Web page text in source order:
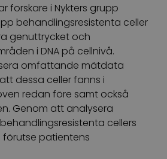
forskare i Nykters grupp
behandlingsresistenta celler
genuttrycket och
i DNA på cellnivå.
omfattande mätdata
dessa celler fanns i
redan före samt också
Genom att analysera
cellers
förutse patientens